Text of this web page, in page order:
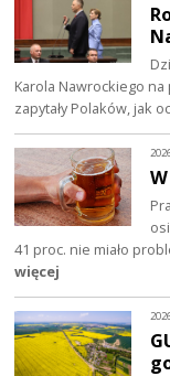
Karola Nawrockiego
zapytały Polaków, jak
41 proc. nie miało
więcej